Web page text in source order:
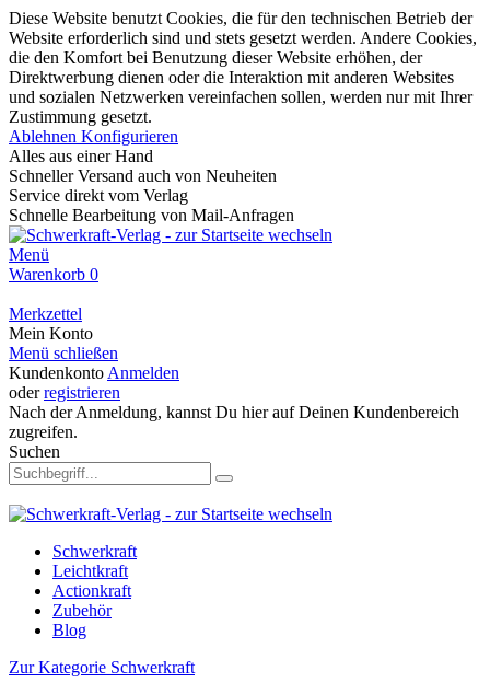
Diese Website benutzt Cookies, die für den technischen Betrieb der
Website erforderlich sind und stets gesetzt werden. Andere Cookies,
die den Komfort bei Benutzung dieser Website erhöhen, der
Direktwerbung dienen oder die Interaktion mit anderen Websites
und sozialen Netzwerken vereinfachen sollen, werden nur mit Ihrer
Zustimmung gesetzt.
Ablehnen Konfigurieren
Alles aus einer Hand
Schneller Versand auch von Neuheiten
Service direkt vom Verlag
Schnelle Bearbeitung von Mail-Anfragen
Menü
Warenkorb 0
Merkzettel
Mein Konto
Menü schließen
Kundenkonto Anmelden
oderregistrieren
Nach der Anmeldung, kannst Du hier auf Deinen Kundenbereich
zugreifen.
Suchen
Schwerkraft
Leichtkraft
Actionkraft
Zubehör
Blog
Zur Kategorie Schwerkraft